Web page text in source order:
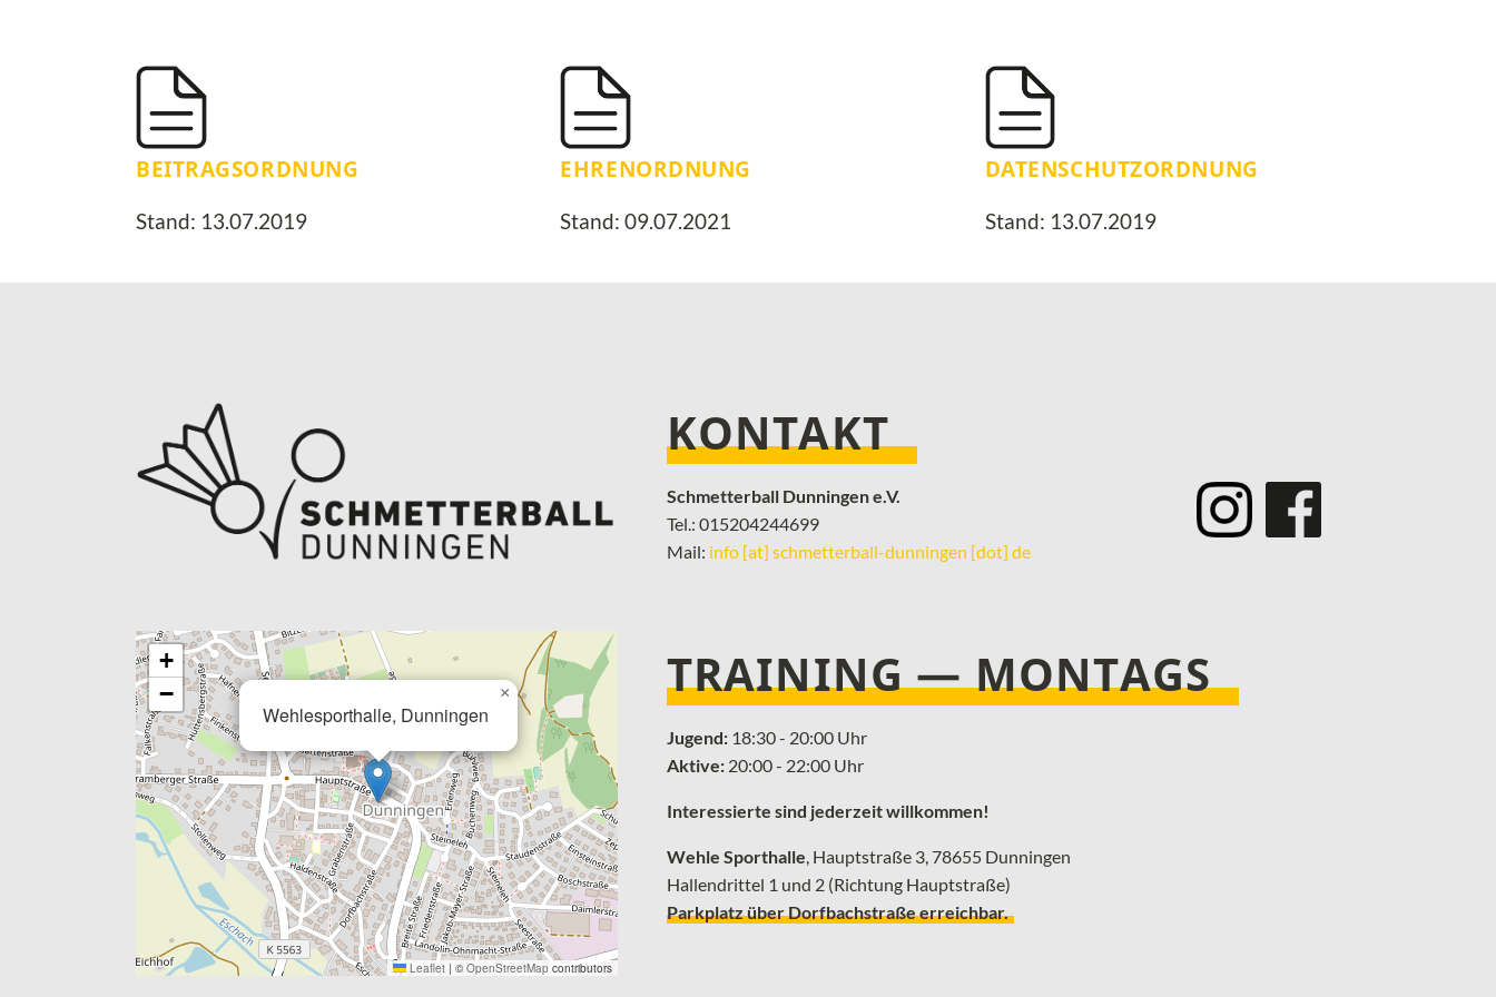
BEITRAGSORDNUNG
Stand: 13.07.2019
EHRENORDNUNG
Stand: 09.07.2021
DATENSCHUTZORDNUNG
Stand: 13.07.2019
KONTAKT
Schmetterball Dunningen e.V.
Tel.: 015204244699
Mail: info [at] schmetterball-dunningen [dot] de
­
Wehlesporthalle, Dunningen
×
+
−
Leaflet | © OpenStreetMapcontributors
TRAINING — MONTAGS
Jugend:18:30 - 20:00 Uhr
Aktive:20:00 - 22:00 Uhr
Interessierte sind jederzeit willkommen!
Wehle Sporthalle , ­Hauptstraße 3, 78655 Dunningen
Hallendrittel 1 und 2 (Richtung Hauptstraße)
Parkplatz über Dorfbachstraße erreichbar.